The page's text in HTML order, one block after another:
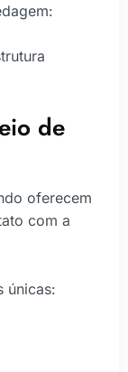
de
oferecem
com a
únicas: